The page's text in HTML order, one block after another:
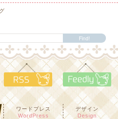
RSS
ワードプレス
WordPress
デザイン
Design